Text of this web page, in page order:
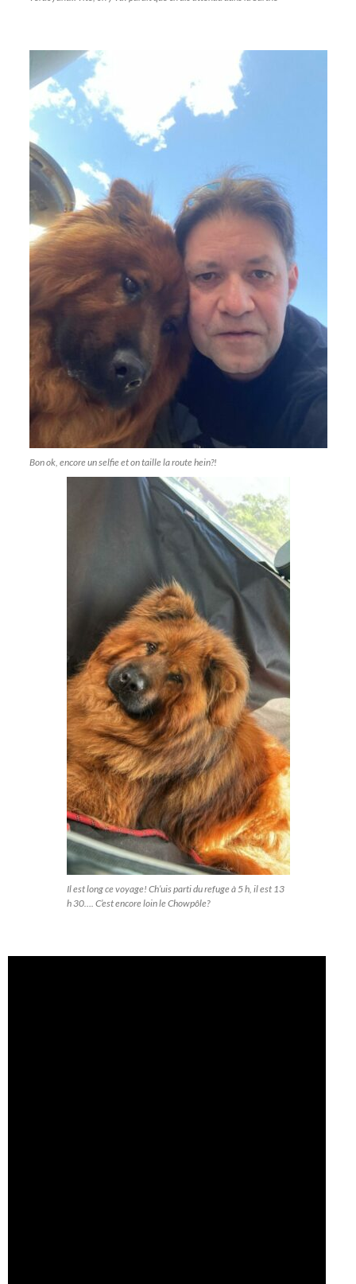
Bon ok, encore un selfie et on taille la route hein?!
Il est long ce voyage! Ch’uis parti du refuge à 5 h, il est 13
h 30…. C’est encore loin le Chowpôle?